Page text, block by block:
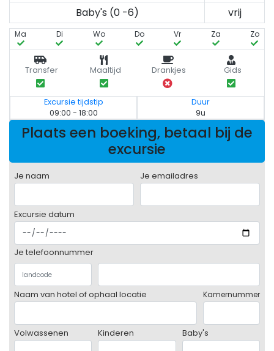
Baby's (0 -6)
vrij
Ma Di Wo Do Vr Za Zo
Transfer Maaltijd Drankjes Gids
Excursie tijdstip
09:00 - 18:00
Duur
9u
Plaats een boeking, betaal bij de
excursie
Je naam Je emailadres
Excursie datum
Je telefoonnummer
Naam van hotel of ophaal locatie Kamernummer
Volwassenen Kinderen Baby's